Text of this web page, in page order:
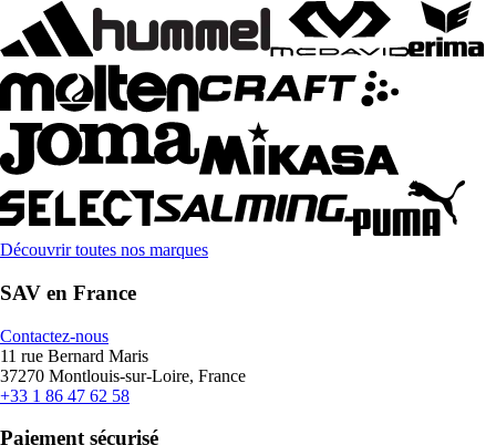
Découvrir toutes nos marques
SAV en France
Contactez-nous
11 rue Bernard Maris
37270 Montlouis-sur-Loire, France
+33 1 86 47 62 58
Paiement sécurisé